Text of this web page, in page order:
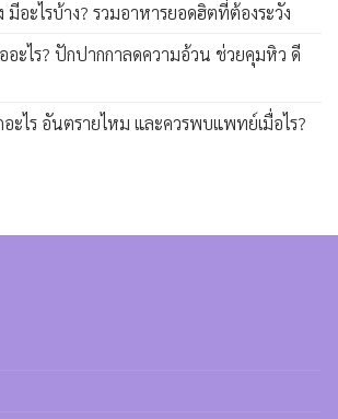
มีอะไรบ้าง? รวมอาหารยอดฮิตที่ต้องระวัง
ะไร? ปักปากกาลดความอ้วน ช่วยคุมหิว ดี
อะไร อันตรายไหม และควรพบแพทย์เมื่อไร?